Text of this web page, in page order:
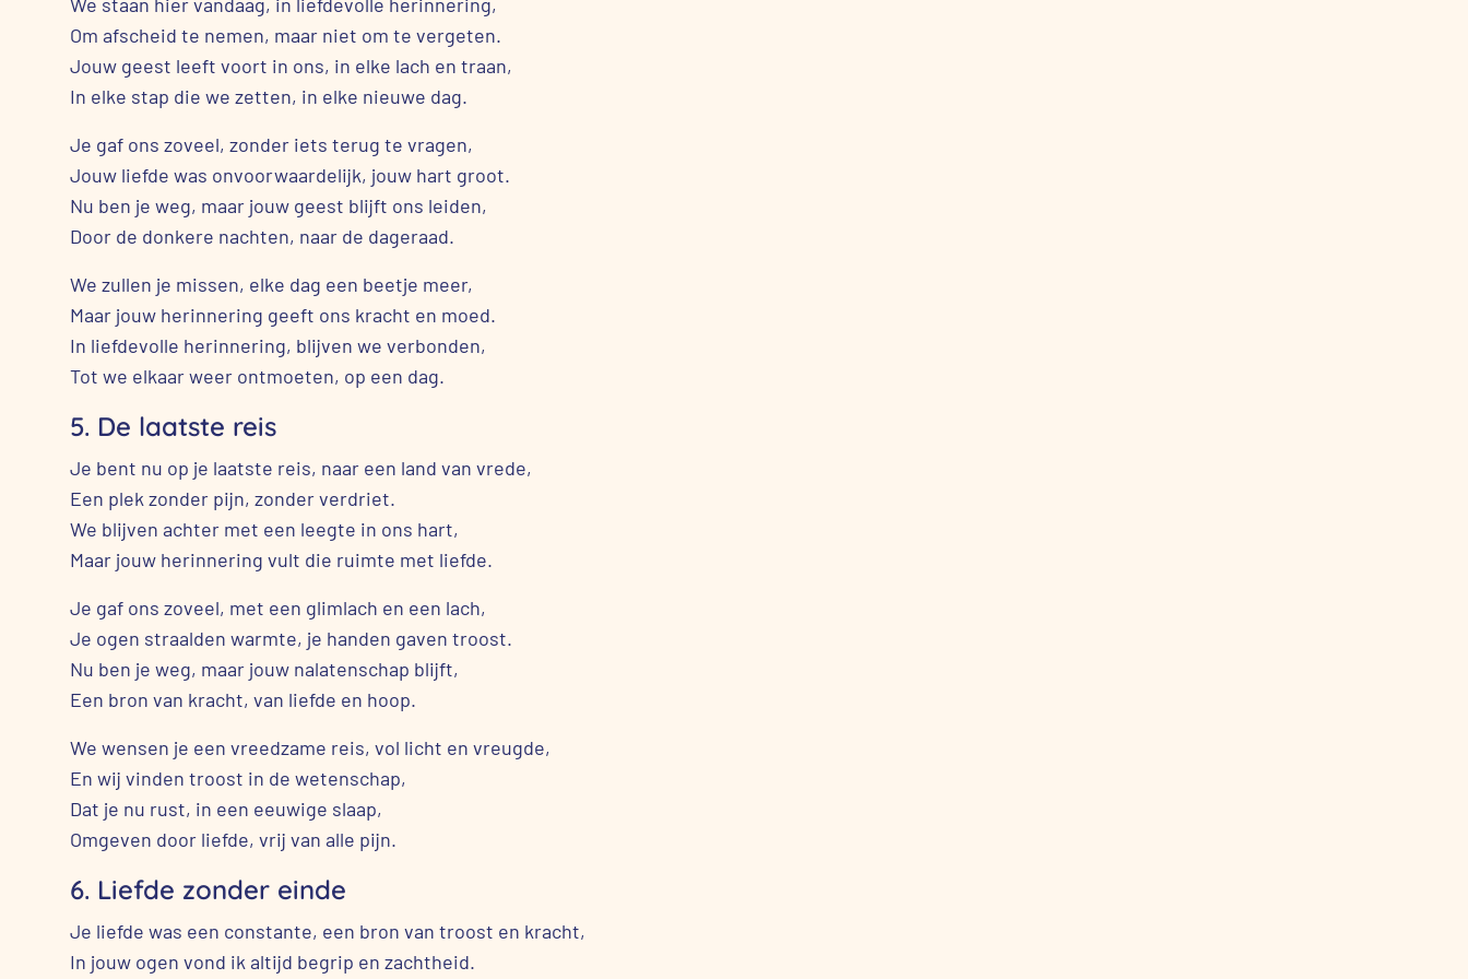
Om afscheid te nemen, maar niet om te vergeten.
Jouw geest leeft voort in ons, in elke lach en traan,
In elke stap die we zetten, in elke nieuwe dag.
Je gaf ons zoveel, zonder iets terug te vragen,
Jouw liefde was onvoorwaardelijk, jouw hart groot.
Nu ben je weg, maar jouw geest blijft ons leiden,
Door de donkere nachten, naar de dageraad.
We zullen je missen, elke dag een beetje meer,
Maar jouw herinnering geeft ons kracht en moed.
In liefdevolle herinnering, blijven we verbonden,
Tot we elkaar weer ontmoeten, op een dag.
5. De laatste reis
Je bent nu op je laatste reis, naar een land van vrede,
Een plek zonder pijn, zonder verdriet.
We blijven achter met een leegte in ons hart,
Maar jouw herinnering vult die ruimte met liefde.
Je gaf ons zoveel, met een glimlach en een lach,
Je ogen straalden warmte, je handen gaven troost.
Nu ben je weg, maar jouw nalatenschap blijft,
Een bron van kracht, van liefde en hoop.
We wensen je een vreedzame reis, vol licht en vreugde,
En wij vinden troost in de wetenschap,
Dat je nu rust, in een eeuwige slaap,
Omgeven door liefde, vrij van alle pijn.
6. Liefde zonder einde
Je liefde was een constante, een bron van troost en kracht,
In jouw ogen vond ik altijd begrip en zachtheid.